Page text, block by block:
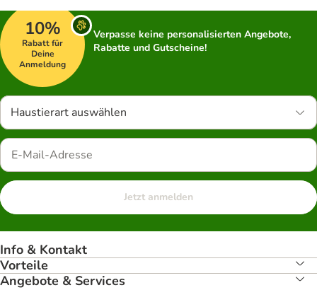
10%
Rabatt für
Deine
Anmeldung
Verpasse keine personalisierten Angebote,
Rabatte und Gutscheine!
Haustierart auswählen
Jetzt anmelden
Info & Kontakt
Vorteile
Angebote & Services